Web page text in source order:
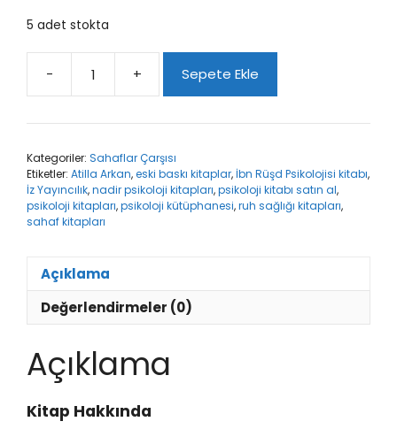
5 adet stokta
-
Rüşd
Psikolojisi
+ Sepete Ekle
Kategoriler: Sahaflar Çarşısı
Etiketler: Atilla Arkan,eski baskı kitaplar, İbn Rüşd Psikolojisi kitabı,
İz Yayıncılık,nadir psikoloji kitapları,psikoloji kitabı satın al,
psikoloji kitapları,psikoloji kütüphanesi,ruh sağlığı kitapları,
sahaf kitapları
Açıklama
Değerlendirmeler (0)
Açıklama
Kitap Hakkında